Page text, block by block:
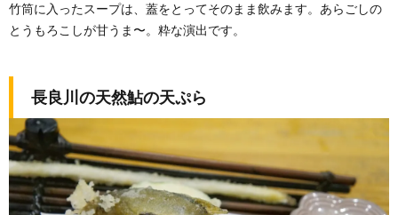
竹筒に入ったスープは、蓋をとってそのまま飲みます。あらごしの
とうもろこしが甘うま〜。粋な演出です。
長良川の天然鮎の天ぷら